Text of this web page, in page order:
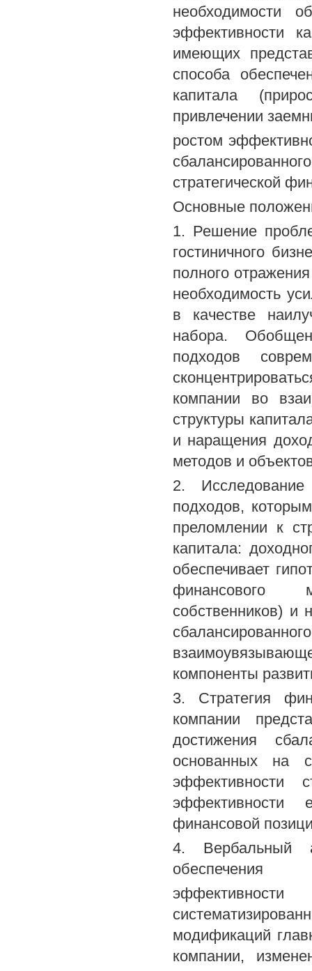
необходимости
эффективности
имеющих
способа
капитала
привлечении
ростом
стратегической
Основные
1. Решение
гостиничного
полного
необходимость
в качестве
набора.
подходов
компании во
структуры
и наращения
методов и
2.
подходов,
преломлении к
капитала:
обеспечивает
финансового
собственников) и
компоненты
3. Стратегия
компании
достижения
основанных на
эффективности
эффективности
финансовой
4. Вербальный
обеспечения
модификаций
компании,